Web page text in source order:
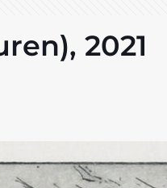
2021